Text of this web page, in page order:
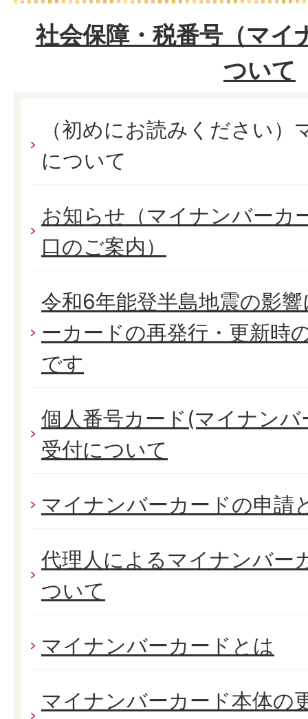
社会保障・税番号（マイ
ついて
（初めにお読みください
について
お知らせ（マイナンバーカ
口のご案内）
令和6年能登半島地震の影
ーカードの再発行・更新時
です
個人番号カード(マイナン
受付について
マイナンバーカードの申請
代理人によるマイナンバー
ついて
マイナンバーカードとは
マイナンバーカード本体の